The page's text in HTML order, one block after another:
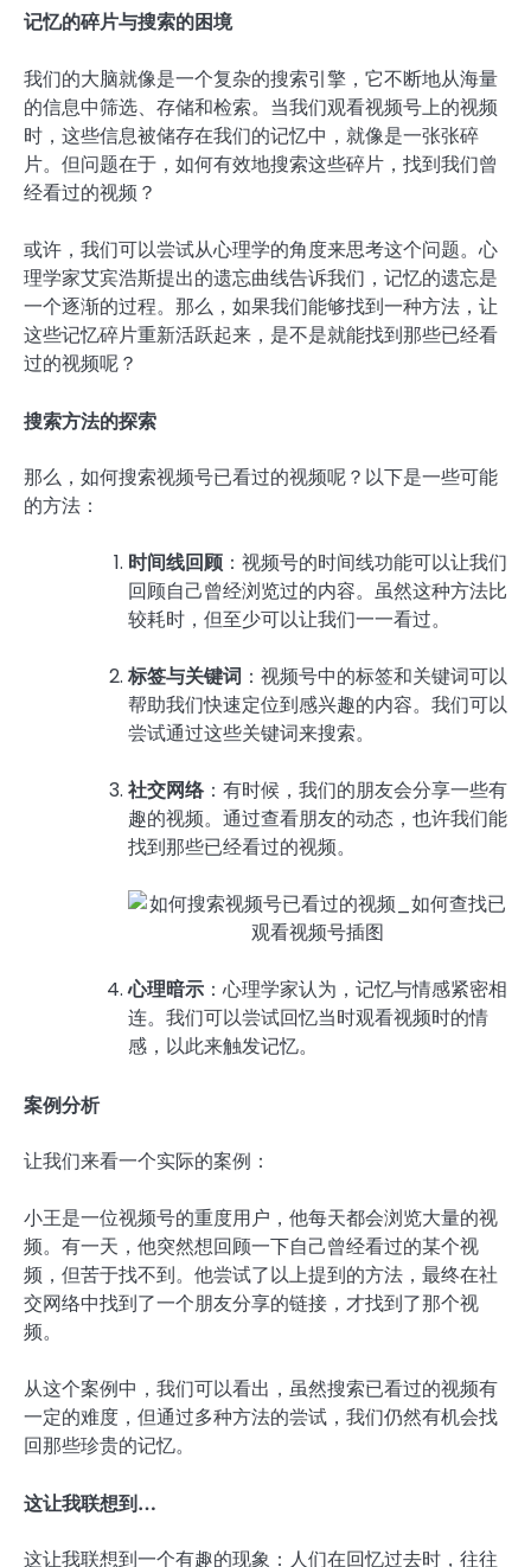
记忆的碎片与搜索的困境
我们的大脑就像是一个复杂的搜索引擎，它不断地从海量
的信息中筛选、存储和检索。当我们观看视频号上的视频
时，这些信息被储存在我们的记忆中，就像是一张张碎
片。但问题在于，如何有效地搜索这些碎片，找到我们曾
经看过的视频？
或许，我们可以尝试从心理学的角度来思考这个问题。心
理学家艾宾浩斯提出的遗忘曲线告诉我们，记忆的遗忘是
一个逐渐的过程。那么，如果我们能够找到一种方法，让
这些记忆碎片重新活跃起来，是不是就能找到那些已经看
过的视频呢？
搜索方法的探索
那么，如何搜索视频号已看过的视频呢？以下是一些可能
的方法：
时间线回顾 ：视频号的时间线功能可以让我们
回顾自己曾经浏览过的内容。虽然这种方法比
较耗时，但至少可以让我们一一看过。
标签与关键词 ：视频号中的标签和关键词可以
帮助我们快速定位到感兴趣的内容。我们可以
尝试通过这些关键词来搜索。
社交网络：有时候，我们的朋友会分享一些有
趣的视频。通过查看朋友的动态，也许我们能
找到那些已经看过的视频。
心理暗示 ：心理学家认为，记忆与情感紧密相
连。我们可以尝试回忆当时观看视频时的情
感，以此来触发记忆。
案例分析
让我们来看一个实际的案例：
小王是一位视频号的重度用户，他每天都会浏览大量的视
频。有一天，他突然想回顾一下自己曾经看过的某个视
频，但苦于找不到。他尝试了以上提到的方法，最终在社
交网络中找到了一个朋友分享的链接，才找到了那个视
频。
从这个案例中，我们可以看出，虽然搜索已看过的视频有
一定的难度，但通过多种方法的尝试，我们仍然有机会找
回那些珍贵的记忆。
这让我联想到…
这让我联想到一个有趣的现象：人们在回忆过去时，往往